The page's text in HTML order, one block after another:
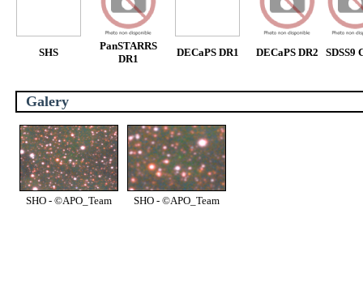
SHS
PanSTARRS
DR1
DECaPS DR1 DECaPS DR2 SDSS9
Galery
SHO - ©APO_Team SHO - ©APO_Team